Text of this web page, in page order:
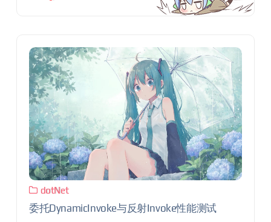
dotNet
委托DynamicInvoke与反射Invoke性能测试